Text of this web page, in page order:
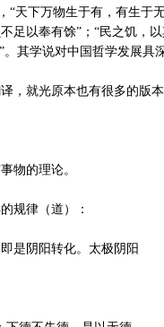
“天下万物生于有，有生于
足以奉有馀”；“民之饥，
其学说对中国哲学发展具
就光原本也有很多的版本
物的理论。
规律（道）：
阴阳转化。太极阴阳